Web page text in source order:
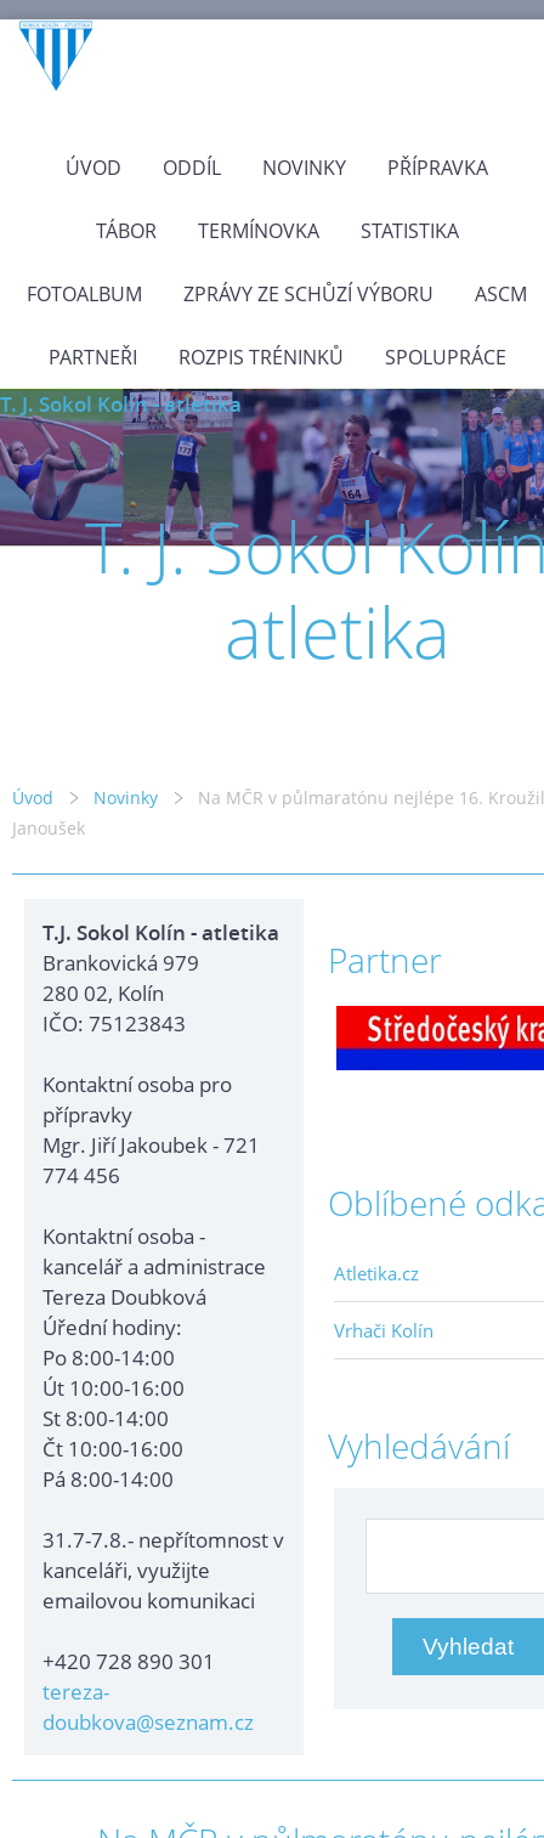
ÚVOD ODDÍL NOVINKY PŘÍPRAVKA
TÁBOR TERMÍNOVKA STATISTIKA
FOTOALBUM ZPRÁVY ZE SCHŮZÍ VÝBORU ASCM
PARTNEŘI ROZPIS TRÉNINKŮ SPOLUPRÁCE
T. J. Sokol Kolín - atletika
T. J. Sokol
atletika
Úvod Novinky
Na MČR v půlmaratónu nejlépe 16.
Janoušek
T.J. Sokol Kolín - atletika
Brankovická 979
280 02, Kolín
IČO: 75123843
Kontaktní osoba pro
přípravky
Mgr. Jiří Jakoubek - 721
774 456
Kontaktní osoba -
kancelář a administrace
Tereza Doubková
Úřední hodiny:
Po 8:00-14:00
Út 10:00-16:00
St 8:00-14:00
Čt 10:00-16:00
Pá 8:00-14:00
31.7-7.8.- nepřítomnost v
kanceláři, využijte
emailovou komunikaci
+420 728 890 301
tereza-
doubkova@seznam.cz
Partner
Oblíbené
Atletika.cz
Vrhači Kolín
Vyhledávání